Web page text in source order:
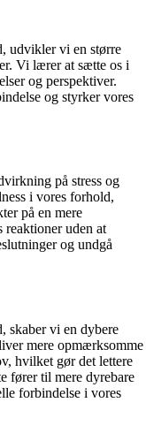
udvikler vi en større
Vi lærer at sætte os i
og perspektiver.
og styrker vores
på stress og
i vores forhold,
på en mere
uden at
og undgå
skaber vi en dybere
mere opmærksomme
hvilket gør det lettere
fører til mere dyrebare
forbindelse i vores